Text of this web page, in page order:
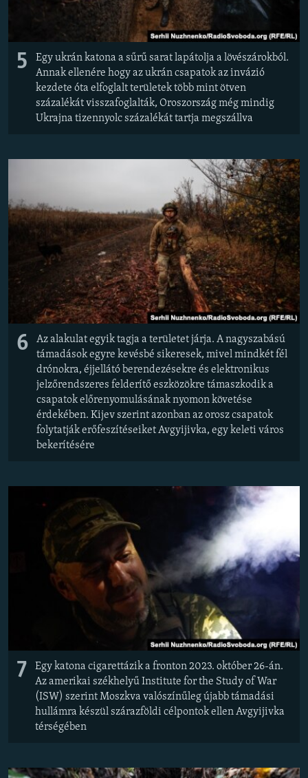
Valamennyi RFE/RL weboldal
5
Egy ukrán katona a sűrű sarat lapátolja a lövészárokból.
Annak ellenére hogy az ukrán csapatok az invázió
kezdete óta elfoglalt területek több mint ötven
százalékát visszafoglalták, Oroszország még mindig
Ukrajna tizennyolc százalékát tartja megszállva
6
Az alakulat egyik tagja a területet járja. A nagyszabású
támadások egyre kevésbé sikeresek, mivel mindkét fél
drónokra, éjjellátó berendezésekre és elektronikus
jelzőrendszeres felderítő eszközökre támaszkodik a
csapatok előrenyomulásának nyomon követése
érdekében. Kijev szerint azonban az orosz csapatok
folytatják erőfeszítéseiket Avgyijivka, egy keleti város
bekerítésére
7
Egy katona cigarettázik a fronton 2023. október 26-án.
Az amerikai székhelyű Institute for the Study of War
(ISW) szerint Moszkva valószínűleg újabb támadási
hullámra készül szárazföldi célpontok ellen Avgyijivka
térségében